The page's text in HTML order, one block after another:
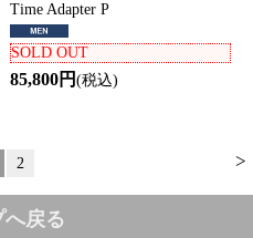
Time Adapter P
SOLD OUT
85,800円(税込)
>
2
へ戻る